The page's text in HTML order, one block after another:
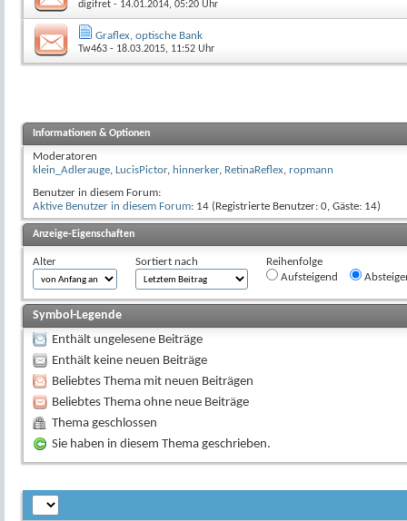
digifret - 14.01.2014, 05:20 Uhr
Graflex, optische Bank
Tw463 - 18.03.2015, 11:52 Uhr
Informationen & Optionen
Moderatoren
klein_Adlerauge, LucisPictor, hinnerker, RetinaReflex, ropmann
Benutzer in diesem Forum:
Aktive Benutzer in diesem Forum: 14 (Registrierte Benutzer: 0, Gäste: 14)
Anzeige-Eigenschaften
Alter Sortiert nach
Reihenfolge
Aufsteigend
Symbol-Legende
Enthält ungelesene Beiträge
Enthält keine neuen Beiträge
Beliebtes Thema mit neuen Beiträgen
Beliebtes Thema ohne neue Beiträge
Thema geschlossen
Sie haben in diesem Thema geschrieben.